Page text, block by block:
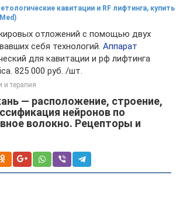
кавитации и RF лифтинга, купить
отложений с помощью двух
себя технологий. Аппарат
для кавитации и рф лифтинга
825 000 руб. /шт.
и терапия
— расположение, строение,
нейронов по
волокно. Рецепторы и